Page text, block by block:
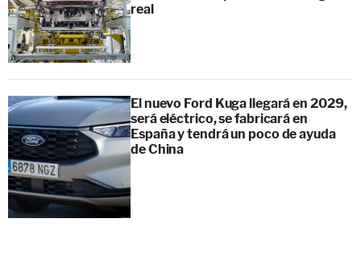
real
El nuevo Ford Kuga llegará en 2029,
será eléctrico, se fabricará en
España y tendrá un poco de ayuda
de China